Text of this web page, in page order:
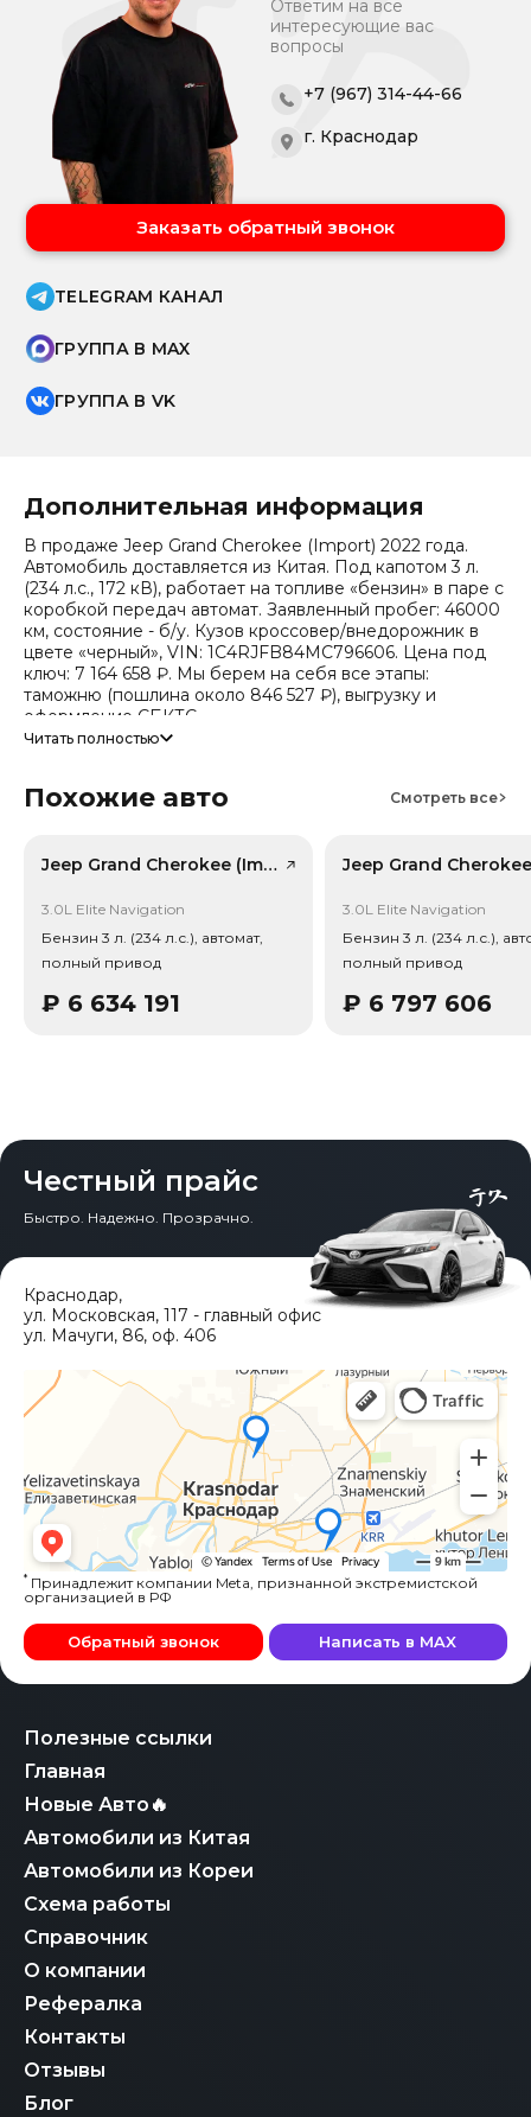
Ответим на все
интересующие вас
вопросы
+7 (967) 314-44-66
г. Краснодар
Заказать обратный звонок
TELEGRAM КАНАЛ
ГРУППА В MAX
ГРУППА В VK
Дополнительная информация
В продаже Jeep Grand Cherokee (Import) 2022 года.
Автомобиль доставляется из Китая. Под капотом 3 л.
(234 л.с., 172 кВ), работает на топливе «бензин» в паре с
коробкой передач автомат. Заявленный пробег: 46000
км, состояние - б/у. Кузов кроссовер/внедорожник в
цвете «черный», VIN: 1C4RJFB84MC796606. Цена под
ключ: 7 164 658 ₽. Мы берем на себя все этапы:
таможню (пошлина около 846 527 ₽), выгрузку и
оформление СБКТС.
отчет об авто и смету доставки. Мы на связи 24/7.
снижение 14.5%). Важно: расчет без учета пошлин и
Читать полностью
Похожие авто Смотреть все
Jeep Grand Cherokee (Import), лот 58947392
3.0L Elite Navigation
Бензин 3 л. (234 л.с.), автомат,
полный привод
₽ 6 634 191
3.0L Elite Navigation
Бензин 3 л. (234 л.с.),
полный привод
₽ 6 797 606
Честный прайс
Быстро. Надежно. Прозрачно.
Полезные ссылки
Главная
Новые Авто🔥
Автомобили из Китая
Автомобили из Кореи
Схема работы
Справочник
О компании
Рефералка
Контакты
Отзывы
Блог
Краснодар,
ул. Московская, 117 - главный офис
ул. Мачуги, 86, оф. 406
* Принадлежит компании Meta, признанной экстремистской
организацией в РФ
Обратный звонок Написать в MAX